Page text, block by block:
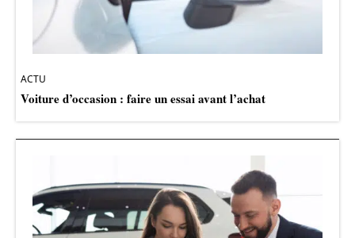
ACTU
Voiture d’occasion : faire un essai avant l’achat